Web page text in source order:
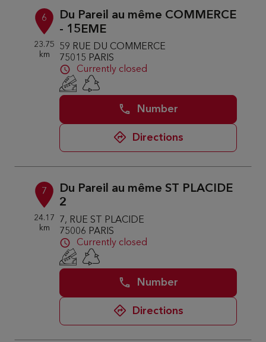
6
23.75
km
Du Pareil au même COMMERCE
- 15EME
59 RUE DU COMMERCE
75015 PARIS
Currently closed
Number
Directions
7
24.17
km
Du Pareil au même ST PLACIDE
2
7, RUE ST PLACIDE
75006 PARIS
Currently closed
Number
Directions